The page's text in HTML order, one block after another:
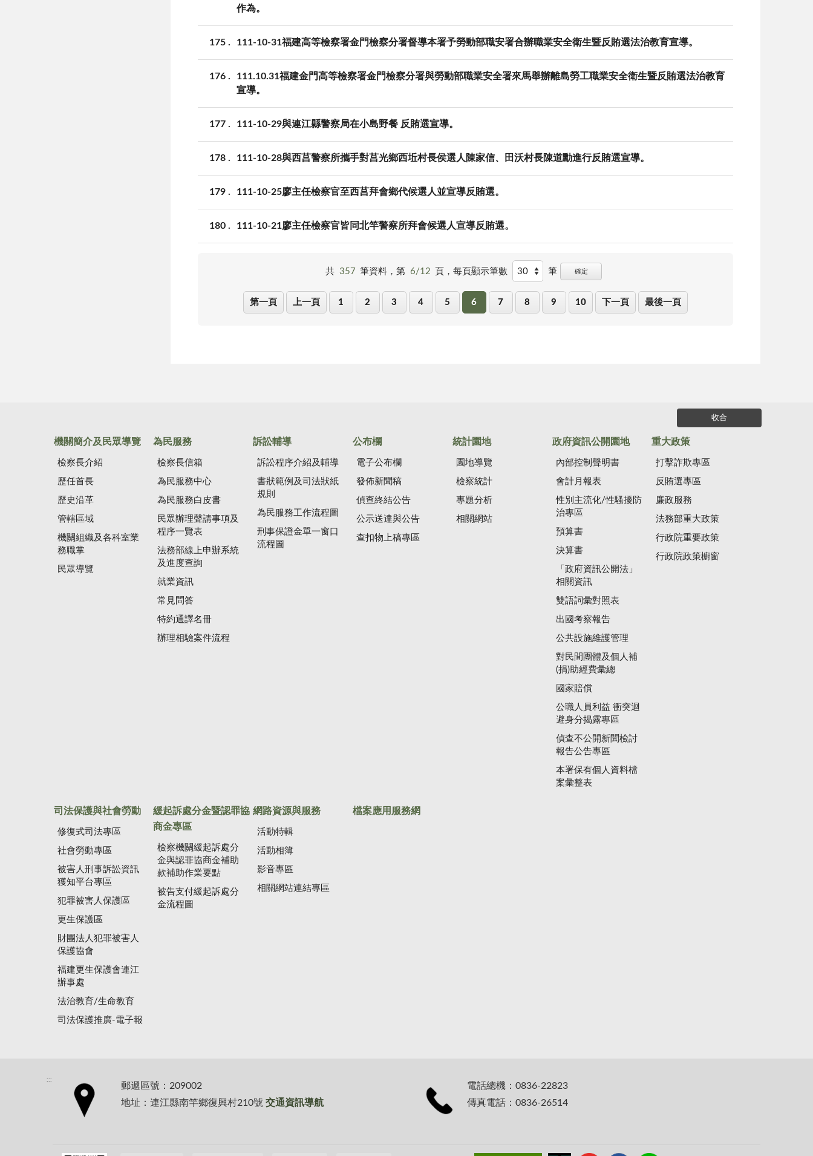
作為。
175 111-10-31福建高等檢察署金門檢察分署督導本署予勞動部職安署合辦職業安全衛生暨反賄選法治教育宣導。
176
111.10.31福建金門高等檢察署金門檢察分署與勞動部職業安全署來馬舉辦離島勞工職業安全衛生暨反賄選法治教育
宣導。
177 111-10-29與連江縣警察局在小島野餐 反賄選宣導。
178 111-10-28與西莒警察所攜手對莒光鄉西坵村長侯選人陳家信、田沃村長陳道勳進行反賄選宣導。
179 111-10-25廖主任檢察官至西莒拜會鄉代候選人並宣導反賄選。
180 111-10-21廖主任檢察官皆同北竿警察所拜會候選人宣導反賄選。
共 357 筆資料，第 6/12 頁，每頁顯示筆數 筆 確定
第一頁 上一頁 1 2 3 4 5 6 7 8 9 10 下一頁 最後一頁
收合
機關簡介及民眾導覽
檢察長介紹
歷任首長
歷史沿革
管轄區域
機關組織及各科室業
務職掌
民眾導覽
為民服務
檢察長信箱
為民服務中心
為民服務白皮書
民眾辦理聲請事項及
程序一覽表
法務部線上申辦系統
及進度查詢
就業資訊
常見問答
特約通譯名冊
辦理相驗案件流程
訴訟輔導
訴訟程序介紹及輔導
書狀範例及司法狀紙
規則
為民服務工作流程圖
刑事保證金單一窗口
流程圖
公布欄
電子公布欄
發佈新聞稿
偵查終結公告
公示送達與公告
查扣物上稿專區
統計園地
園地導覽
檢察統計
專題分析
相關網站
政府資訊公開園地
內部控制聲明書
會計月報表
性別主流化/性騷擾防
治專區
預算書
決算書
「政府資訊公開法」
相關資訊
雙語詞彙對照表
出國考察報告
公共設施維護管理
對民間團體及個人補
(捐)助經費彙總
國家賠償
公職人員利益 衝突迴
避身分揭露專區
偵查不公開新聞檢討
報告公告專區
本署保有個人資料檔
案彙整表
重大政策
打擊詐欺專區
反賄選專區
廉政服務
法務部重大政策
行政院重要政策
行政院政策櫥窗
司法保護與社會勞動
修復式司法專區
社會勞動專區
被害人刑事訴訟資訊
獲知平台專區
犯罪被害人保護區
更生保護區
財團法人犯罪被害人
保護協會
福建更生保護會連江
辦事處
法治教育/生命教育
司法保護推廣-電子報
緩起訴處分金暨認罪協
商金專區
檢察機關緩起訴處分
金與認罪協商金補助
款補助作業要點
被告支付緩起訴處分
金流程圖
網路資源與服務
活動特輯
活動相簿
影音專區
相關網站連結專區
檔案應用服務網
:::
郵遞區號：209002
地址：連江縣南竿鄉復興村210號 交通資訊導航
電話總機：0836-22823
傳真電話：0836-26514